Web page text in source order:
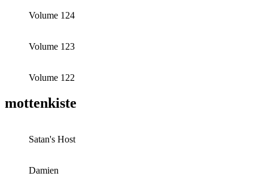
Volume 124
Volume 123
Volume 122
mottenkiste
Satan's Host
Damien